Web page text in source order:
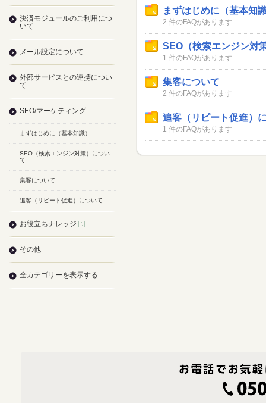
まずはじめに（基本知
2 件のFAQがあります
SEO（検索エンジン対
1 件のFAQがあります
集客について
2 件のFAQがあります
追客（リピート促進）
1 件のFAQがあります
決済モジュールのご利用につ
いて
メール設定について
外部サービスとの連携につい
て
SEO/マーケティング
まずはじめに（基本知識）
SEO（検索エンジン対策）につい
て
集客について
追客（リピート促進）について
お役立ちナレッジ
その他
全カテゴリーを表示する